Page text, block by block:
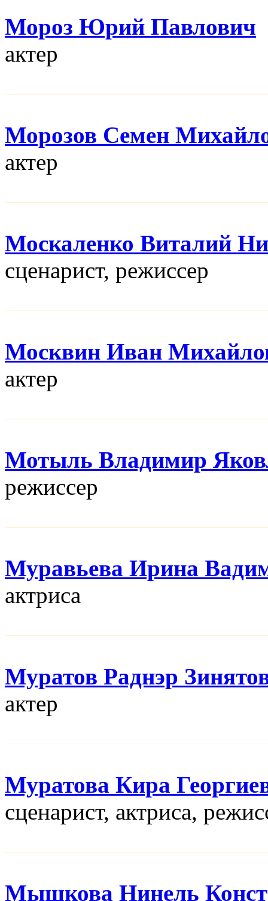
Мороз Юрий Павлович
актер
Морозов Семен
актер
Москаленко Виталий
сценарист, режисcер
Москвин Иван
актер
Мотыль Владимир
режисcер
Муравьева Ирина
актриса
Муратов Раднэр
актер
Муратова Кира
сценарист, актриса,
Мышкова Нинель